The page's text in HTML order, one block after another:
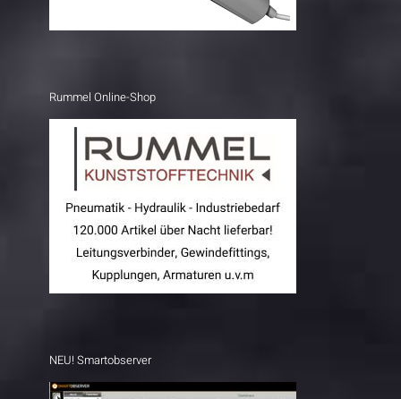
Rummel Online-Shop
NEU! Smartobserver